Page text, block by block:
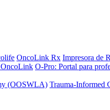
OncoLink Rx Impresora de
O-Pro: Portal para
(OOSWLA) Trauma-Informed